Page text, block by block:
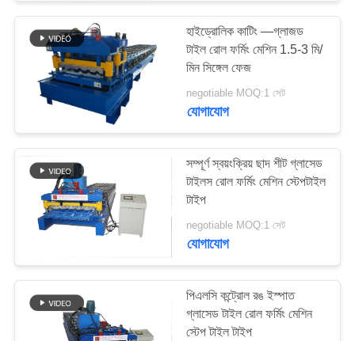
হাইড্রোলিক কাটিং ―গ্লাজড
টাইল রোল ফর্মিং মেশিন 1.5-3 মি/
মিন সিঙ্গেল ফেজ
negotiable MOQ:1 সেট
যোগাযোগ
সম্পূর্ণ স্বয়ংক্রিয় ছাদ শীট গ্লাসেড
টাইলস রোল ফর্মিং মেশিন স্টেপটাইল
টাইপ
negotiable MOQ:1 সেট
যোগাযোগ
পিএলসি কন্ট্রোল রঙ ইস্পাত
গ্লাসেড টাইল রোল ফর্মিং মেশিন
স্টেপ টাইল টাইপ